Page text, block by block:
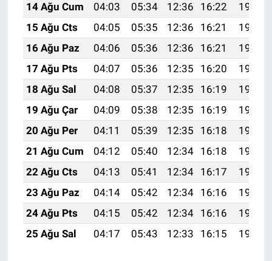
14 Ağu Cum
04:03 05:34 12:36 16:22
19:28
15 Ağu Cts
04:05 05:35 12:36 16:21
19:27
16 Ağu Paz
04:06 05:36 12:36 16:21
19:26
17 Ağu Pts
04:07 05:36 12:35 16:20
19:24
18 Ağu Sal
04:08 05:37 12:35 16:19
19:23
19 Ağu Çar
04:09 05:38 12:35 16:19
19:22
20 Ağu Per
04:11 05:39 12:35 16:18
19:20
21 Ağu Cum
04:12 05:40 12:34 16:18
19:19
22 Ağu Cts
04:13 05:41 12:34 16:17
19:18
23 Ağu Paz
04:14 05:42 12:34 16:16
19:16
24 Ağu Pts
04:15 05:42 12:34 16:16
19:15
25 Ağu Sal
04:17 05:43 12:33 16:15 19:14